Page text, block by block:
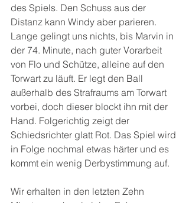
des Spiels. Den Schuss aus der
Distanz kann Windy aber parieren.
Lange gelingt uns nichts, bis Marvin in
der 74. Minute, nach guter Vorarbeit
von Flo und Schütze, alleine auf den
Torwart zu läuft. Er legt den Ball
außerhalb des Strafraums am Torwart
vorbei, doch dieser blockt ihn mit der
Hand. Folgerichtig zeigt der
Schiedsrichter glatt Rot. Das Spiel wird
in Folge nochmal etwas härter und es
kommt ein wenig Derbystimmung auf.
Wir erhalten in den letzten Zehn